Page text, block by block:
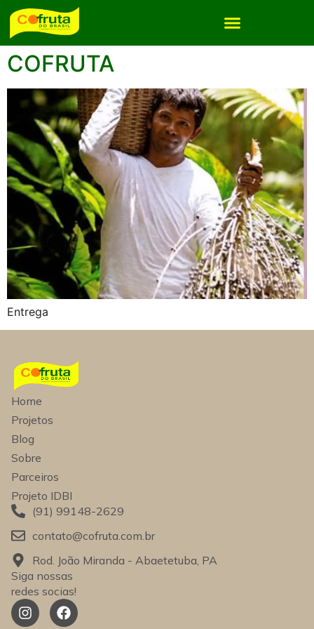
Autor:
COFRUTA
Entrega
Home
Projetos
Blog
Sobre
Parceiros
Projeto IDBI
(91) 99148-2629
contato@cofruta.com.br
Rod. João Miranda - Abaetetuba, PA
Siga nossas
redes socias!